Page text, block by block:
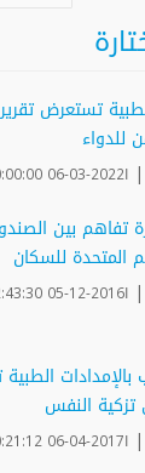
تستعرض تقرير
للدواء
| ا2022-03-06 00:00:00
تفاهم بين
المتحدة للسكان
| ا2016-12-05 12:43:30
بالإمدادات
النفس
| ا2017-04-06 10:21:12